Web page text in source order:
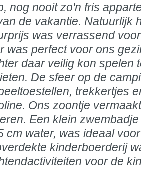
nog nooit zo'n fris
de vakantie. Natuurlijk
was verrassend
was perfect voor ons
daar veilig kon spelen
De sfeer op de
trekkertjes
Ons zoontje
Een klein
cm water, was ideaal
kinderboerderij
voor de